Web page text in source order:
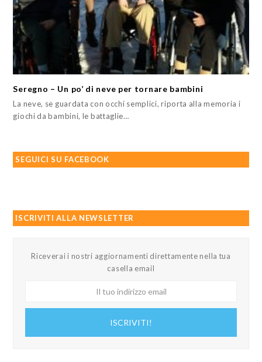
Seregno – Un po’ di neve per tornare bambini
La neve, se guardata con occhi semplici, riporta alla memoria i
giochi da bambini, le battaglie…
SEGUICI SU FACEBOOK
ISCRIVITI ALLA NEWSLETTER
Riceverai i nostri aggiornamenti direttamente nella tua
casella email
ISCRIVITI!